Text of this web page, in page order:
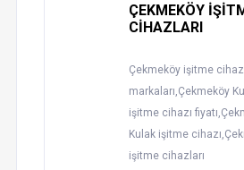
ÇEKMEKÖY
CİHAZLARI
Çekmeköy işitme cihaz
markaları,Çekmeköy
işitme cihazı
Kulak işitme
işitme cihazları